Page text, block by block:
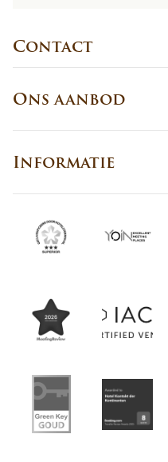
Contact
Ons aanbod
Informatie